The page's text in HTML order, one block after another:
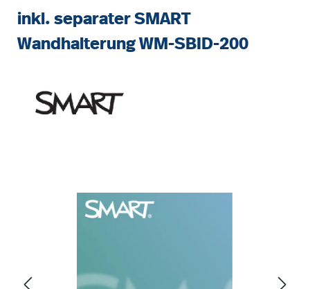
inkl. separater SMART
Wandhalterung WM-SBID-200